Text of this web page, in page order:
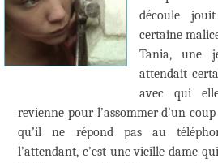
découle
certaine
Tania, une
attendait
avec qui
revienne pour l’assommer d’un
qu’il ne répond pas au
l’attendant, c’est une vieille dame